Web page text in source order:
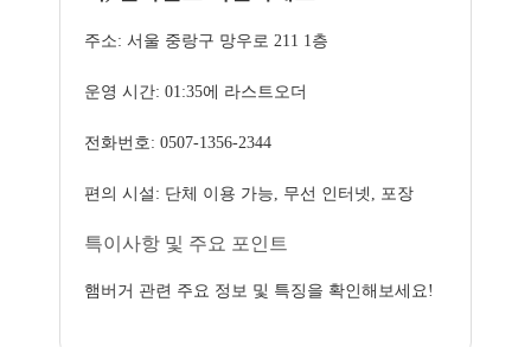
주소: 서울 중랑구 망우로 211 1층
운영 시간: 01:35에 라스트오더
전화번호: 0507-1356-2344
편의 시설: 단체 이용 가능, 무선 인터넷, 포장
특이사항 및 주요 포인트
햄버거 관련 주요 정보 및 특징을 확인해보세요!